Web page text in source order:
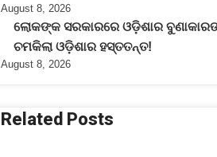
August 8, 2026
ଲୋକଙ୍କ ସରକାରରେ ଓଡ଼ିଶାର
ଚମକିଲା ଓଡ଼ିଶାର ହସ୍ତତନ୍ତ!
August 8, 2026
Related Posts